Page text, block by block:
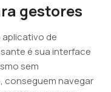
gestores
de
é sua interface
sem
navegar